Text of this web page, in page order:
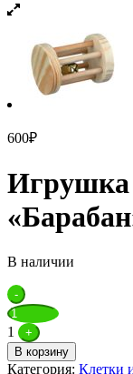
600₽
Игрушка
В наличии
Quantity
-
1
+
В корзину
Категория: Клетки